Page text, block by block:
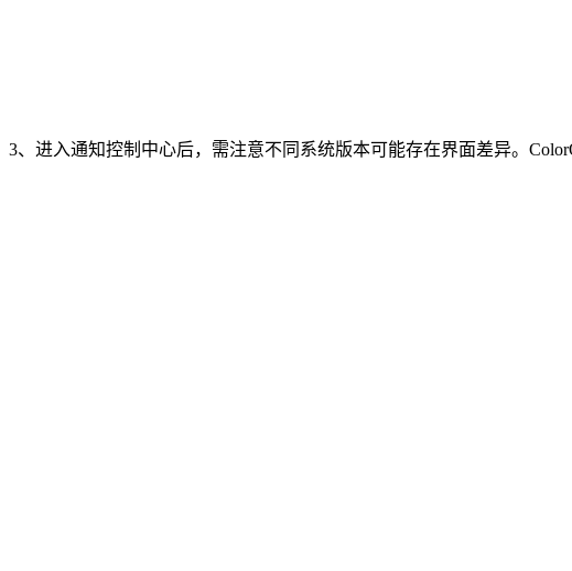
3、进入通知控制中心后，需注意不同系统版本可能存在界面差异。